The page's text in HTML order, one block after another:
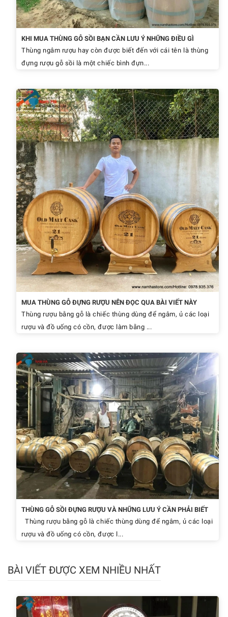
KHI MUA THÙNG GỖ SỒI BẠN CẦN LƯU Ý NHỮNG ĐIỀU GÌ
Thùng ngâm rượu hay còn được biết đến với cái tên là thùng
đựng rượu gỗ sồi là một chiếc bình đựn...
MUA THÙNG GỖ ĐỰNG RƯỢU NÊN ĐỌC QUA BÀI VIẾT NÀY
Thùng rượu bằng gỗ là chiếc thùng dùng để ngâm, ủ các loại
rượu và đồ uống có cồn, được làm bằng ...
THÙNG GỖ SỒI ĐỰNG RƯỢU VÀ NHỮNG LƯU Ý CẦN PHẢI BIẾT
Thùng rượu bằng gỗ là chiếc thùng dùng để ngâm, ủ các loại
rượu và đồ uống có cồn, được l...
BÀI VIẾT ĐƯỢC XEM NHIỀU NHẤT